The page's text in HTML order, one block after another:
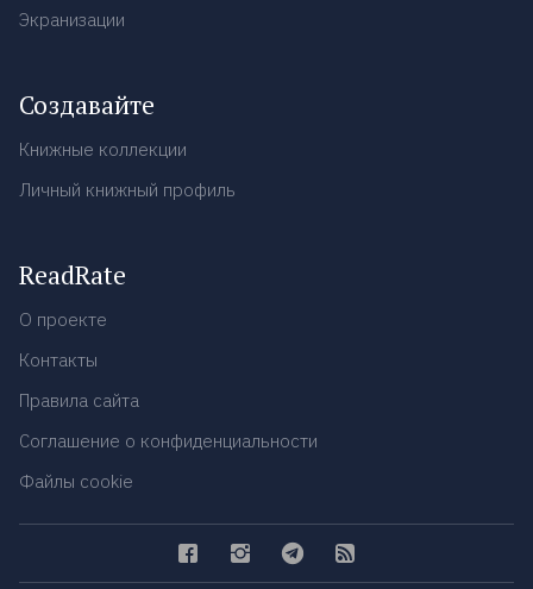
Экранизации
Создавайте
Книжные коллекции
Личный книжный профиль
ReadRate
О проекте
Контакты
Правила сайта
Соглашение о конфиденциальности
Файлы cookie